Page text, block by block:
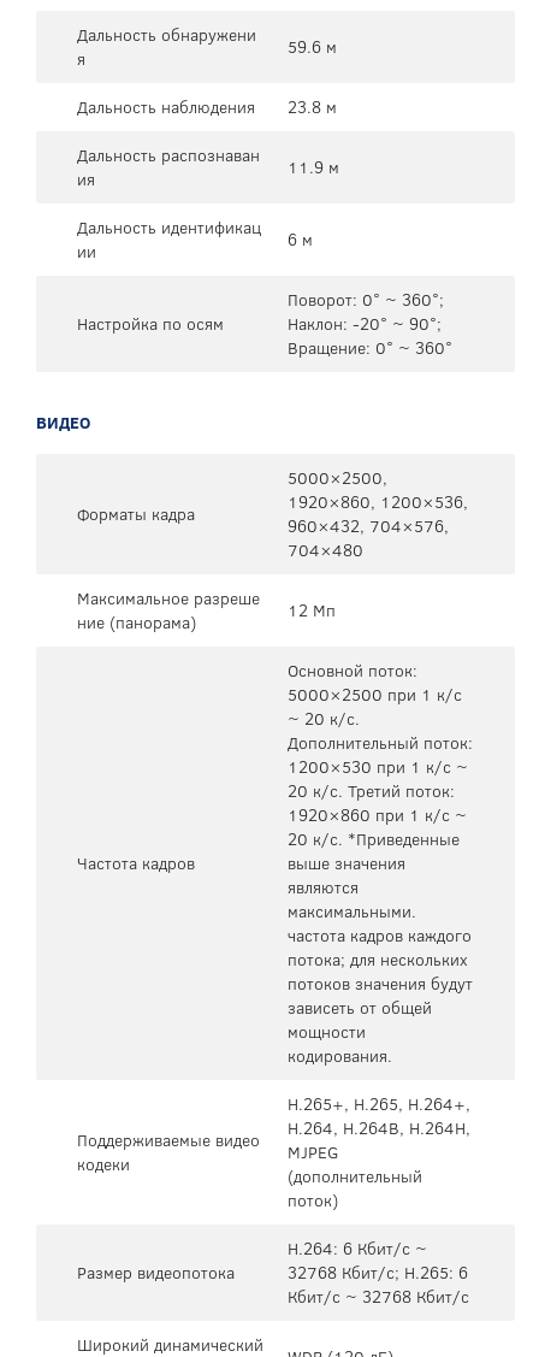
Дальность обнаружени
я
59.6 м
Дальность наблюдения
23.8 м
Дальность распознаван
ия
11.9 м
Дальность идентификац
ии
6 м
Настройка по осям
Поворот: 0° ~ 360°;
Наклон: -20° ~ 90°;
Вращение: 0° ~ 360°
ВИДЕО
Форматы кадра
5000×2500,
1920×860, 1200×536,
960×432, 704×576,
704×480
Максимальное разреше
ние (панорама)
12 Мп
Частота кадров
Основной поток:
5000×2500 при 1 к/с
~ 20 к/с.
Дополнительный поток:
1200×530 при 1 к/с ~
20 к/с. Третий поток:
1920×860 при 1 к/с ~
20 к/с. *Приведенные
выше значения
являются
максимальными.
частота кадров каждого
потока; для нескольких
потоков значения будут
зависеть от общей
мощности
кодирования.
Поддерживаемые видео
кодеки
H.265+, H.265, H.264+,
H.264, H.264B, H.264H,
MJPEG
(дополнительный
поток)
Размер видеопотока
H.264: 6 Кбит/с ~
32768 Кбит/с; H.265: 6
Кбит/с ~ 32768 Кбит/с
Широкий динамический